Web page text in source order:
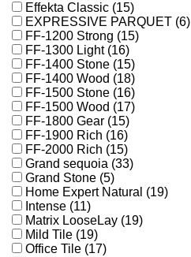
Effekta Classic (15)
EXPRESSIVE PARQUET (6)
FF-1200 Strong (15)
FF-1300 Light (16)
FF-1400 Stone (15)
FF-1400 Wood (18)
FF-1500 Stone (16)
FF-1500 Wood (17)
FF-1800 Gear (15)
FF-1900 Rich (16)
FF-2000 Rich (15)
Grand sequoia (33)
Grand Stone (5)
Home Expert Natural (19)
Intense (11)
Matrix LooseLay (19)
Mild Tile (19)
Office Tile (17)